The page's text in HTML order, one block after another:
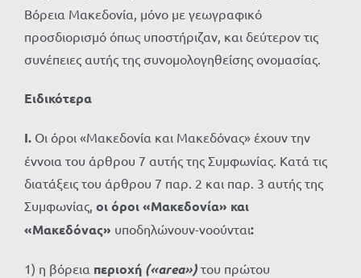
Βόρεια Μακεδονία, μόνο με γεωγραφικό
προσδιορισμό όπως υποστήριζαν, και δεύτερον τις
συνέπειες αυτής της συνομολογηθείσης ονομασίας.
Ειδικότερα
Ι. Οι όροι «Μακεδονία και Μακεδόνας» έχουν την
έννοια του άρθρου 7 αυτής της Συμφωνίας. Κατά τις
διατάξεις του άρθρου 7 παρ. 2 και παρ. 3 αυτής της
Συμφωνίας, οι όροι «Μακεδονία» και
«Μακεδόνας» υποδηλώνουν-νοούνται:
1) η βόρεια περιοχή («area») του πρώτου